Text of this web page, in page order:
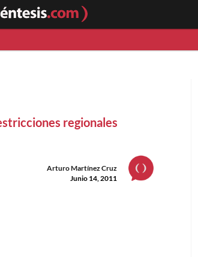
regionales
Arturo Martínez Cruz
Junio 14, 2011